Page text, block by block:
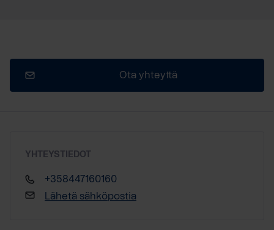
Ota yhteyttä
YHTEYSTIEDOT
+358447160160
Lähetä sähköpostia